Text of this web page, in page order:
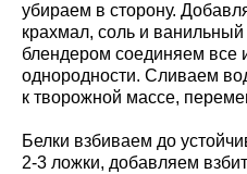
убираем в сторону.
крахмал, соль и
блендером соединяем все
однородности. Сливаем
к творожной массе,
Белки взбиваем до
2-3 ложки, добавляем